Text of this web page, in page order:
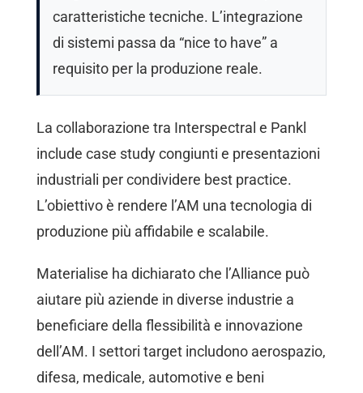
caratteristiche tecniche. L’integrazione
di sistemi passa da “nice to have” a
requisito per la produzione reale.
La collaborazione tra Interspectral e Pankl
include case study congiunti e presentazioni
industriali per condividere best practice.
L’obiettivo è rendere l’AM una tecnologia di
produzione più affidabile e scalabile.
Materialise ha dichiarato che l’Alliance può
aiutare più aziende in diverse industrie a
beneficiare della flessibilità e innovazione
dell’AM. I settori target includono aerospazio,
difesa, medicale, automotive e beni